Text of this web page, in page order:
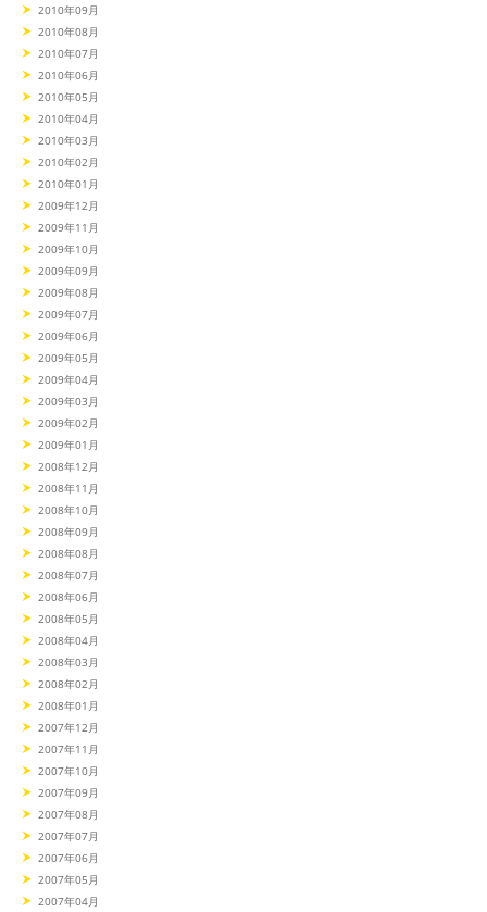
2010年09月
2010年08月
2010年07月
2010年06月
2010年05月
2010年04月
2010年03月
2010年02月
2010年01月
2009年12月
2009年11月
2009年10月
2009年09月
2009年08月
2009年07月
2009年06月
2009年05月
2009年04月
2009年03月
2009年02月
2009年01月
2008年12月
2008年11月
2008年10月
2008年09月
2008年08月
2008年07月
2008年06月
2008年05月
2008年04月
2008年03月
2008年02月
2008年01月
2007年12月
2007年11月
2007年10月
2007年09月
2007年08月
2007年07月
2007年06月
2007年05月
2007年04月